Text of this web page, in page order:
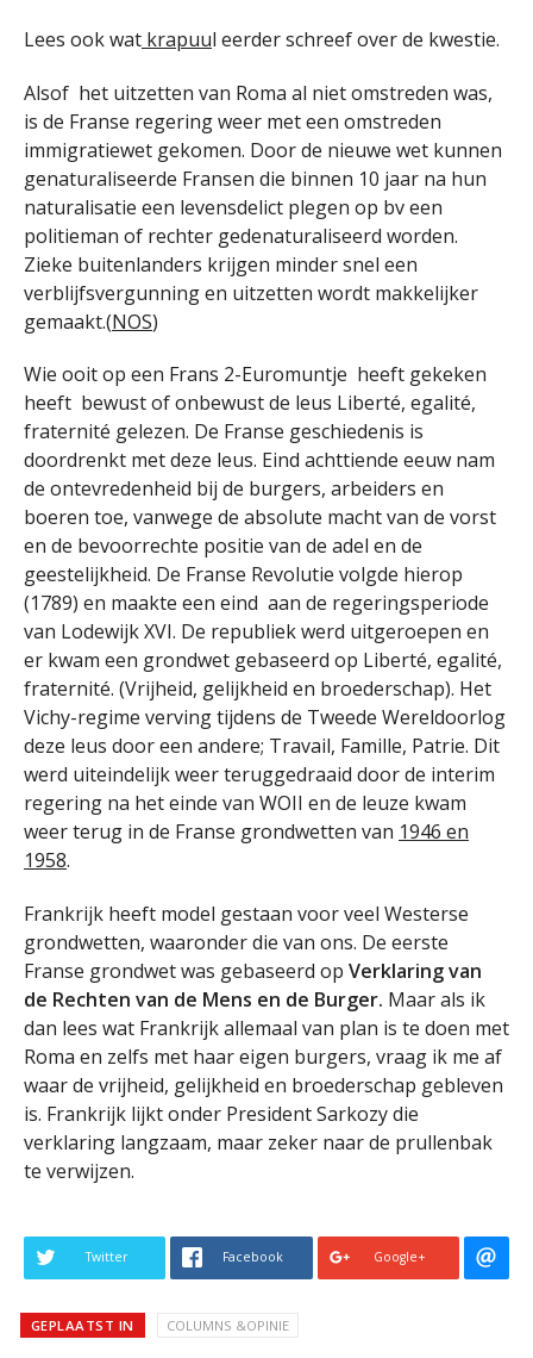
Lees ook wat krapuul eerder schreef over de kwestie.
Alsof het uitzetten van Roma al niet omstreden was,
is de Franse regering weer met een omstreden
immigratiewet gekomen. Door de nieuwe wet kunnen
genaturaliseerde Fransen die binnen 10 jaar na hun
naturalisatie een levensdelict plegen op bv een
politieman of rechter gedenaturaliseerd worden.
Zieke buitenlanders krijgen minder snel een
verblijfsvergunning en uitzetten wordt makkelijker
gemaakt.(NOS)
Wie ooit op een Frans 2-Euromuntje heeft gekeken
heeft bewust of onbewust de leus Liberté, egalité,
fraternité gelezen. De Franse geschiedenis is
doordrenkt met deze leus. Eind achttiende eeuw nam
de ontevredenheid bij de burgers, arbeiders en
boeren toe, vanwege de absolute macht van de vorst
en de bevoorrechte positie van de adel en de
geestelijkheid. De Franse Revolutie volgde hierop
(1789) en maakte een eind aan de regeringsperiode
van Lodewijk XVI. De republiek werd uitgeroepen en
er kwam een grondwet gebaseerd op Liberté, egalité,
fraternité. (Vrijheid, gelijkheid en broederschap). Het
Vichy-regime verving tijdens de Tweede Wereldoorlog
deze leus door een andere; Travail, Famille, Patrie. Dit
werd uiteindelijk weer teruggedraaid door de interim
regering na het einde van WOII en de leuze kwam
weer terug in de Franse grondwetten van 1946 en
1958.
Frankrijk heeft model gestaan voor veel Westerse
grondwetten, waaronder die van ons. De eerste
Franse grondwet was gebaseerd op Verklaring van
de Rechten van de Mens en de Burger. Maar als ik
dan lees wat Frankrijk allemaal van plan is te doen met
Roma en zelfs met haar eigen burgers, vraag ik me af
waar de vrijheid, gelijkheid en broederschap gebleven
is. Frankrijk lijkt onder President Sarkozy die
verklaring langzaam, maar zeker naar de prullenbak
te verwijzen.
Twitter Facebook Google+
GEPLAATST IN COLUMNS &OPINIE